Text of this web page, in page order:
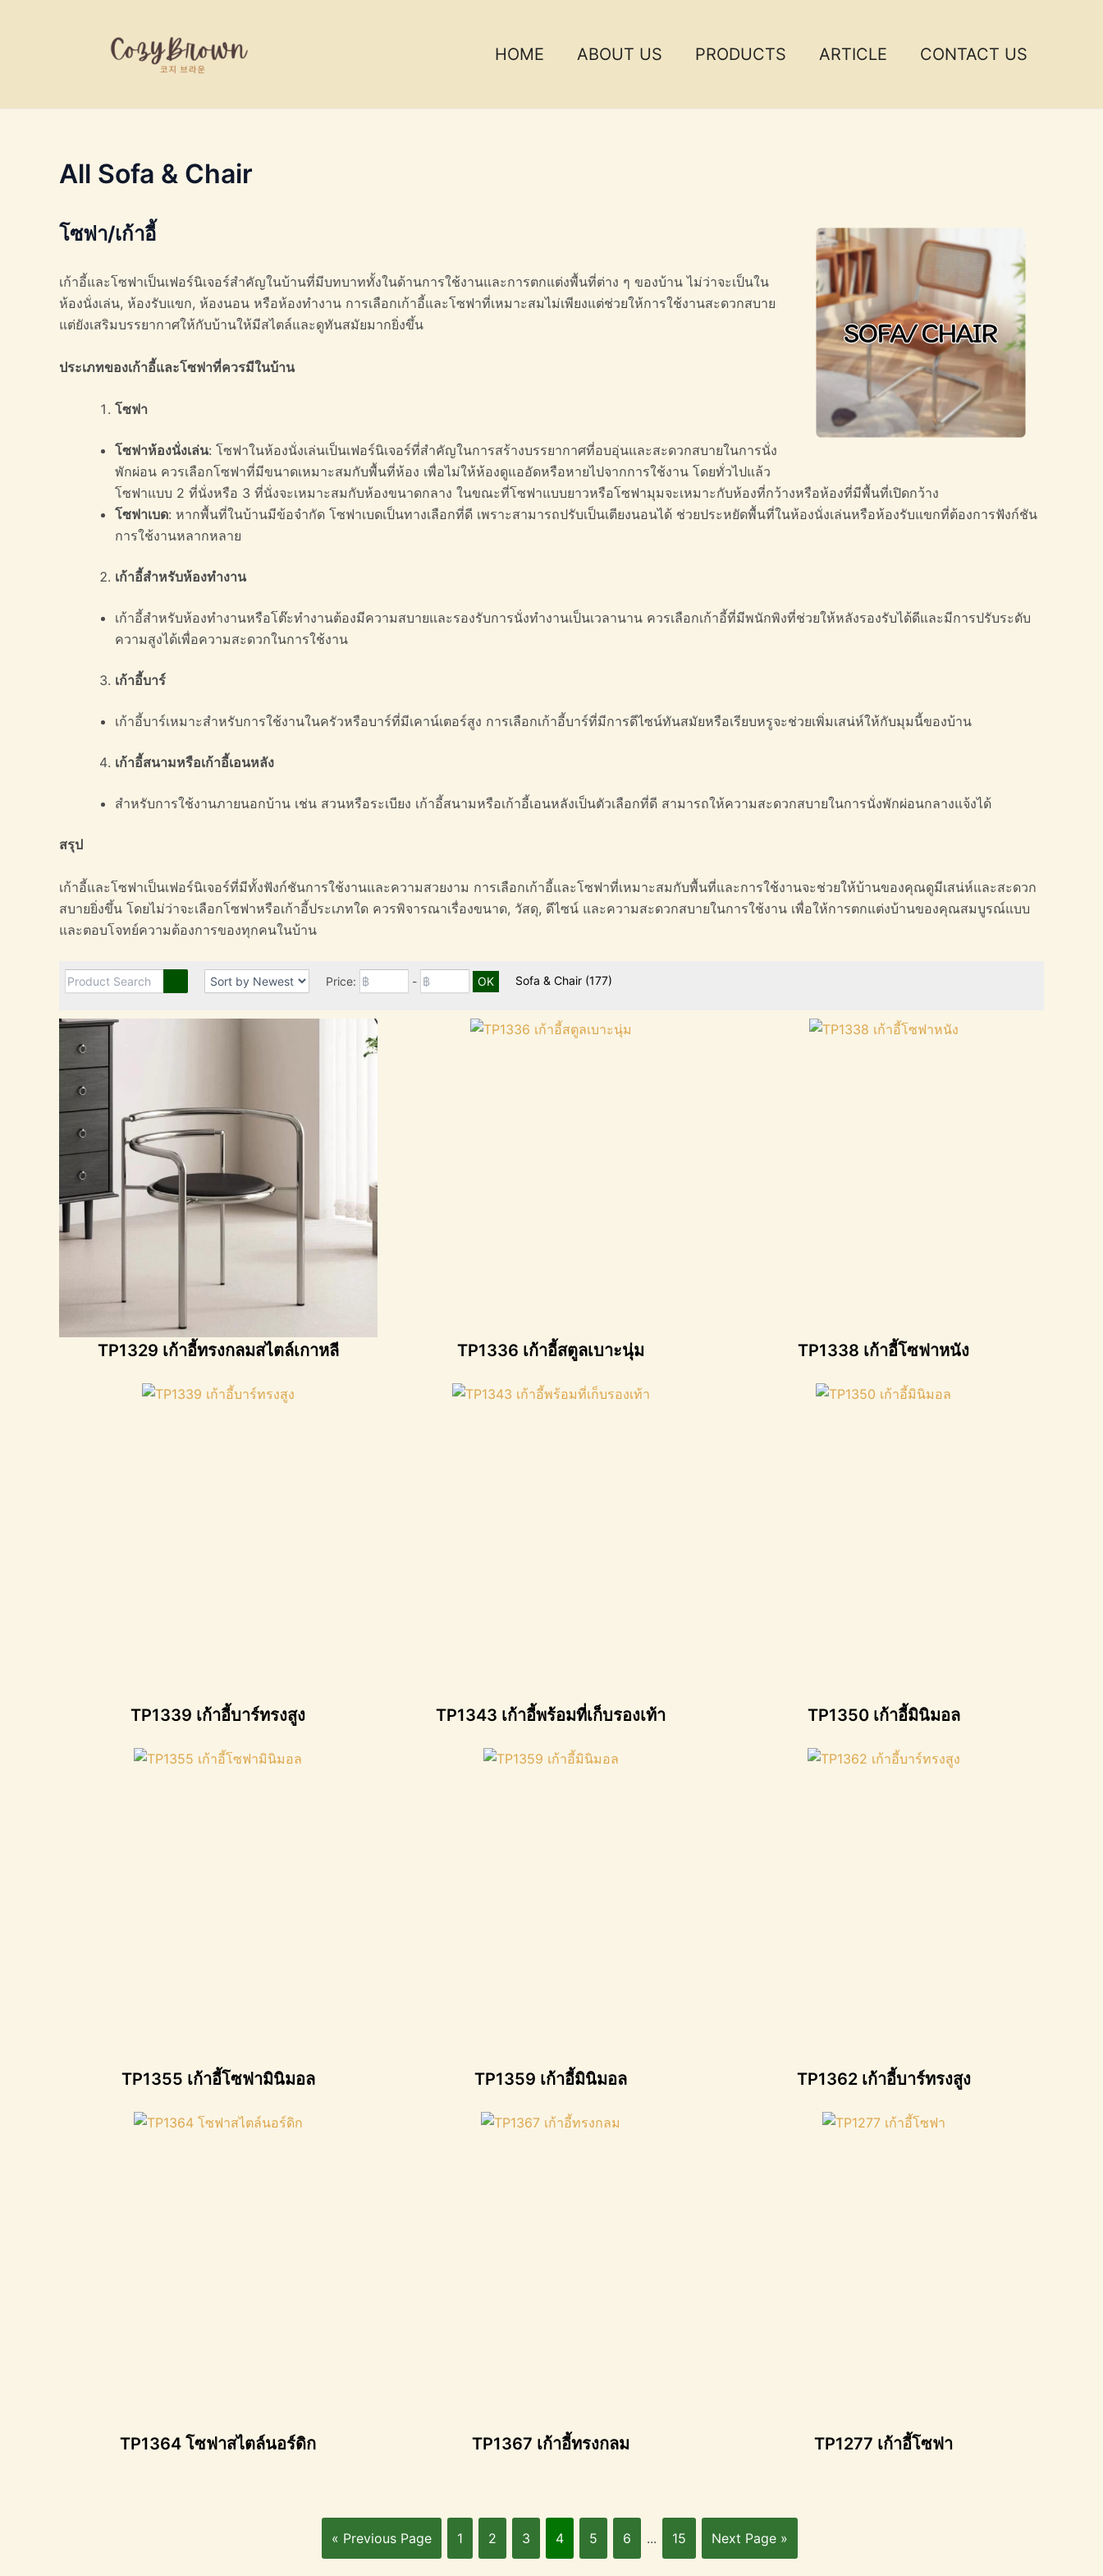
HOME ABOUT US PRODUCTS ARTICLE CONTACT US
All Sofa & Chair
โซฟา/เก้าอี้
เก้าอี้และโซฟาเป็นเฟอร์นิเจอร์สำคัญในบ้านที่มีบทบาททั้งในด้านการใช้งานและการตกแต่งพื้นที่ต่าง ๆ ของบ้าน ไม่ว่าจะเป็นใน
ห้องนั่งเล่น, ห้องรับแขก, ห้องนอน หรือห้องทำงาน การเลือกเก้าอี้และโซฟาที่เหมาะสมไม่เพียงแต่ช่วยให้การใช้งานสะดวกสบาย
แต่ยังเสริมบรรยากาศให้กับบ้านให้มีสไตล์และดูทันสมัยมากยิ่งขึ้น
ประเภทของเก้าอี้และโซฟาที่ควรมีในบ้าน
โซฟา
โซฟาห้องนั่งเล่น: โซฟาในห้องนั่งเล่นเป็นเฟอร์นิเจอร์ที่สำคัญในการสร้างบรรยากาศที่อบอุ่นและสะดวกสบายในการนั่ง
พักผ่อน ควรเลือกโซฟาที่มีขนาดเหมาะสมกับพื้นที่ห้อง เพื่อไม่ให้ห้องดูแออัดหรือหายไปจากการใช้งาน โดยทั่วไปแล้ว
โซฟาแบบ 2 ที่นั่งหรือ 3 ที่นั่งจะเหมาะสมกับห้องขนาดกลาง ในขณะที่โซฟาแบบยาวหรือโซฟามุมจะเหมาะกับห้องที่กว้างหรือห้องที่มีพื้นที่เปิดกว้าง
โซฟาเบด: หากพื้นที่ในบ้านมีข้อจำกัด โซฟาเบดเป็นทางเลือกที่ดี เพราะสามารถปรับเป็นเตียงนอนได้ ช่วยประหยัดพื้นที่ในห้องนั่งเล่นหรือห้องรับแขกที่ต้องการฟังก์ชัน
การใช้งานหลากหลาย
เก้าอี้สำหรับห้องทำงาน
เก้าอี้สำหรับห้องทำงานหรือโต๊ะทำงานต้องมีความสบายและรองรับการนั่งทำงานเป็นเวลานาน ควรเลือกเก้าอี้ที่มีพนักพิงที่ช่วยให้หลังรองรับได้ดีและมีการปรับระดับ
ความสูงได้เพื่อความสะดวกในการใช้งาน
เก้าอี้บาร์
เก้าอี้บาร์เหมาะสำหรับการใช้งานในครัวหรือบาร์ที่มีเคาน์เตอร์สูง การเลือกเก้าอี้บาร์ที่มีการดีไซน์ทันสมัยหรือเรียบหรูจะช่วยเพิ่มเสน่ห์ให้กับมุมนี้ของบ้าน
เก้าอี้สนามหรือเก้าอี้เอนหลัง
สำหรับการใช้งานภายนอกบ้าน เช่น สวนหรือระเบียง เก้าอี้สนามหรือเก้าอี้เอนหลังเป็นตัวเลือกที่ดี สามารถให้ความสะดวกสบายในการนั่งพักผ่อนกลางแจ้งได้
สรุป
เก้าอี้และโซฟาเป็นเฟอร์นิเจอร์ที่มีทั้งฟังก์ชันการใช้งานและความสวยงาม การเลือกเก้าอี้และโซฟาที่เหมาะสมกับพื้นที่และการใช้งานจะช่วยให้บ้านของคุณดูมีเสน่ห์และสะดวก
สบายยิ่งขึ้น โดยไม่ว่าจะเลือกโซฟาหรือเก้าอี้ประเภทใด ควรพิจารณาเรื่องขนาด, วัสดุ, ดีไซน์ และความสะดวกสบายในการใช้งาน เพื่อให้การตกแต่งบ้านของคุณสมบูรณ์แบบ
และตอบโจทย์ความต้องการของทุกคนในบ้าน
Price: - Sofa & Chair (177)
TP1329 เก้าอี้ทรงกลมสไตล์เกาหลี TP1336 เก้าอี้สตูลเบาะนุ่ม TP1338 เก้าอี้โซฟาหนัง
TP1339 เก้าอี้บาร์ทรงสูง TP1343 เก้าอี้พร้อมที่เก็บรองเท้า TP1350 เก้าอี้มินิมอล
TP1355 เก้าอี้โซฟามินิมอล TP1359 เก้าอี้มินิมอล TP1362 เก้าอี้บาร์ทรงสูง
TP1364 โซฟาสไตล์นอร์ดิก TP1367 เก้าอี้ทรงกลม TP1277 เก้าอี้โซฟา
« Previous Page 1 2 3 4 5 6 ... 15 Next Page »